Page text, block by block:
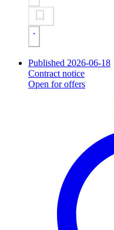
Published 2026-06-18
Contract notice
Open for offers